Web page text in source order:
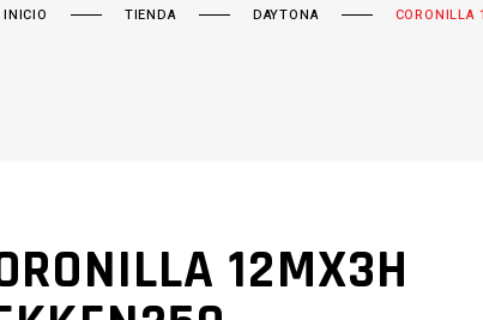
INICIO TIENDA DAYTONA CORONILLA
12MX3H